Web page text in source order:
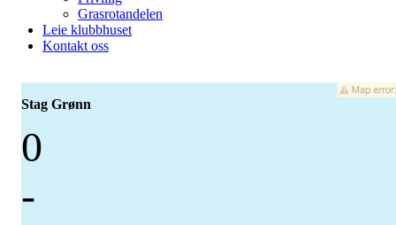
Grasrotandelen
Leie klubbhuset
Kontakt oss
Stag Grønn
0
-